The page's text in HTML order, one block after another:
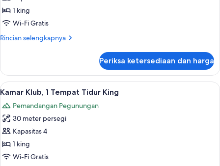
untuk
Grand
Executive
1 king
Wi-Fi Gratis
Rincian selengkapnya
Rincian
Grand
Executive
Suite
Periksa ketersediaan dan harga
Lihat
semua
foto
untuk
Kamar
Klub,
1
5
Kamar Klub, 1 Tempat Tidur King
Pemandangan Pegunungan
30 meter persegi
Kapasitas 4
1 king
Wi-Fi Gratis